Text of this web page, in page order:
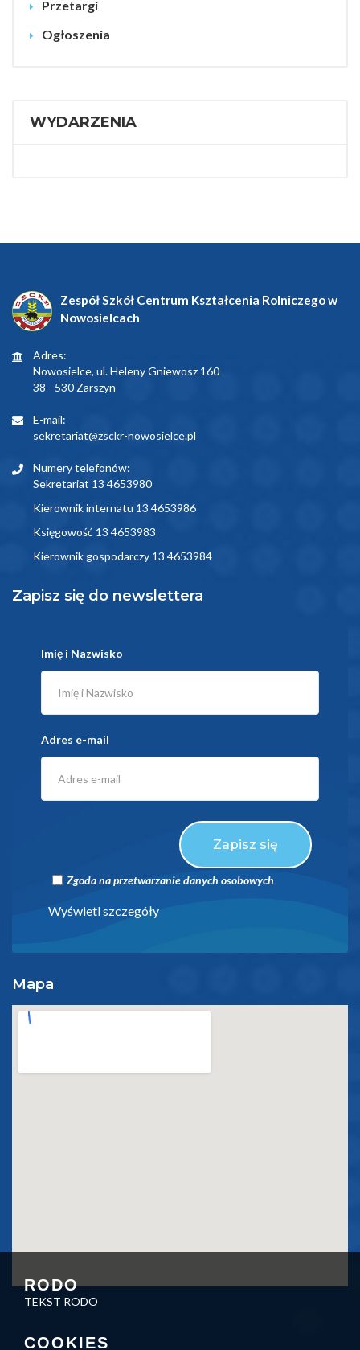
Przetargi
Ogłoszenia
WYDARZENIA
Zespół Szkół Centrum Kształcenia Rolniczego w
Nowosielcach
Adres:
Nowosielce, ul. Heleny Gniewosz 160
38 - 530 Zarszyn
E-mail:
sekretariat@zsckr-nowosielce.pl
Numery telefonów:
Sekretariat 13 4653980
Kierownik internatu 13 4653986
Księgowość 13 4653983
Kierownik gospodarczy 13 4653984
Zapisz się do newslettera
Imię i Nazwisko
Adres e-mail
Zapisz się
Zgoda na przetwarzanie danych osobowych
Wyświetl szczegóły
Mapa
RODO
TEKST RODO
COOKIES